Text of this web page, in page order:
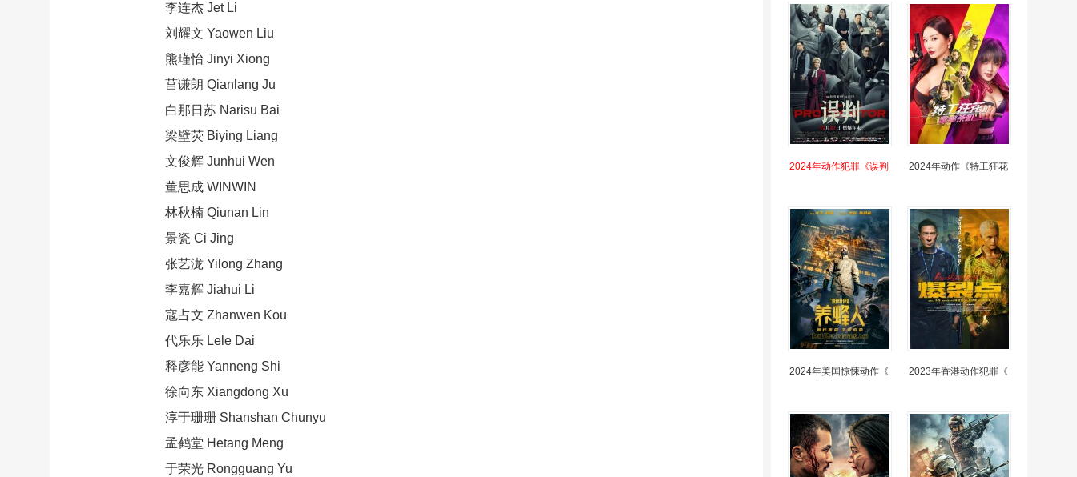
李连杰 Jet Li
刘耀文 Yaowen Liu
熊瑾怡 Jinyi Xiong
莒谦朗 Qianlang Ju
白那日苏 Narisu Bai
梁壁荧 Biying Liang
文俊辉 Junhui Wen
董思成 WINWIN
林秋楠 Qiunan Lin
景瓷 Ci Jing
张艺泷 Yilong Zhang
李嘉辉 Jiahui Li
寇占文 Zhanwen Kou
代乐乐 Lele Dai
释彦能 Yanneng Shi
徐向东 Xiangdong Xu
淳于珊珊 Shanshan Chunyu
孟鹤堂 Hetang Meng
于荣光 Rongguang Yu
2024年动作犯罪《误判 2024年动作《特工狂花
2024年美国惊悚动作《 2023年香港动作犯罪《